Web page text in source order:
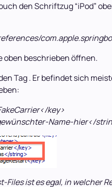
den Schriftzug “iPod”
oben beschrieben öffnen.
Tag . Er befindet sich
key>
Name-hier</
Files ist es egal, in welcher